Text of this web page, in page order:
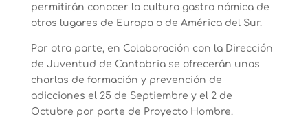
permitirán conocer la cultura gastro nómica de
otros lugares de Europa o de América del Sur.
Por otra parte, en Colaboración con la Dirección
de Juventud de Cantabria se ofrecerán unas
charlas de formación y prevención de
adicciones el 25 de Septiembre y el 2 de
Octubre por parte de Proyecto Hombre.